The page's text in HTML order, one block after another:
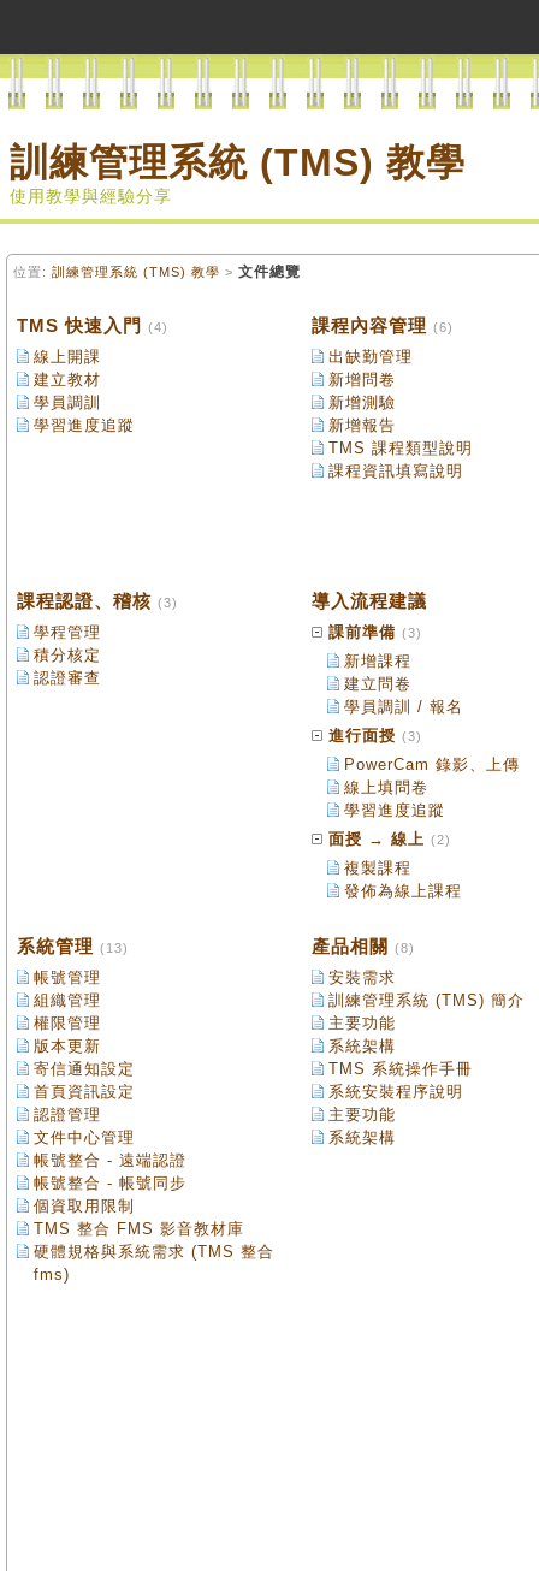
訓練管理系統 (TMS) 教學
使用教學與經驗分享
位置: 訓練管理系統 (TMS) 教學 > 文件總覽
TMS 快速入門 (4)
線上開課
建立教材
學員調訓
學習進度追蹤
課程內容管理 (6)
出缺勤管理
新增問卷
新增測驗
新增報告
TMS 課程類型說明
課程資訊填寫說明
課程認證、稽核 (3)
學程管理
積分核定
認證審查
導入流程建議
課前準備 (3)
新增課程
建立問卷
學員調訓 / 報名
進行面授 (3)
PowerCam 錄影、上傳
線上填問卷
學習進度追蹤
面授 → 線上 (2)
複製課程
發佈為線上課程
系統管理 (13)
帳號管理
組織管理
權限管理
版本更新
寄信通知設定
首頁資訊設定
認證管理
文件中心管理
帳號整合 - 遠端認證
帳號整合 - 帳號同步
個資取用限制
TMS 整合 FMS 影音教材庫
硬體規格與系統需求 (TMS 整合
fms)
產品相關 (8)
安裝需求
訓練管理系統 (TMS) 簡介
主要功能
系統架構
TMS 系統操作手冊
系統安裝程序說明
主要功能
系統架構